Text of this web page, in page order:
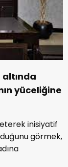
yüceliğine
inisiyatif
görmek,